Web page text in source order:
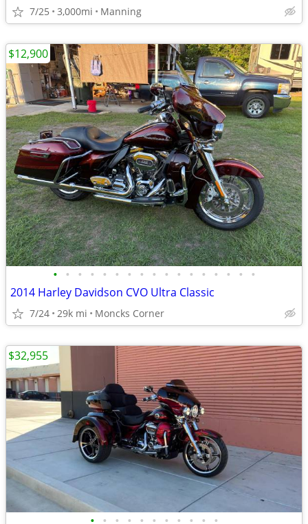
7/25 3,000mi Manning
• • • • • • • • • • • • • • • • •
2014 Harley Davidson CVO Ultra Classic
7/24 29k mi Moncks Corner
$12,900
• • • • • • • • • • •
$32,955